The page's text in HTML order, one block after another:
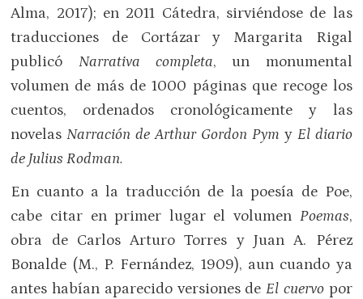
Alma, 2017); en 2011 Cátedra, sirviéndose de las
traducciones de Cortázar y Margarita Rigal
publicó Narrativa completa, un monumental
volumen de más de 1000 páginas que recoge los
cuentos, ordenados cronológicamente y las
novelasNarración de Arthur Gordon Pym y El diario
de Julius Rodman.
En cuanto a la traducción de la poesía de Poe,
cabe citar en primer lugar el volumen Poemas,
obra de Carlos Arturo Torres y Juan A. Pérez
Bonalde (M., P. Fernández, 1909), aun cuando ya
antes habían aparecido versiones deEl cuervo por